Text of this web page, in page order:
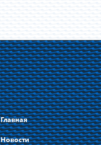
Главная
Новости